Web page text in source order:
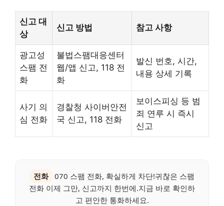
신고 대
상
신고 방법 참고 사항
광고성
스팸 전
화
불법스팸대응센터
웹/앱 신고, 118 전
화
발신 번호, 시간,
내용 상세 기록
사기 의
심 전화
경찰청 사이버안전
국 신고, 118 전화
보이스피싱 등 범
죄 연루 시 즉시
신고
전화 070 스팸 전화, 확실하게 차단!귀찮은 스팸
전화 이제 그만, 신고까지 한번에.지금 바로 확인하
고 편안한 통화하세요.